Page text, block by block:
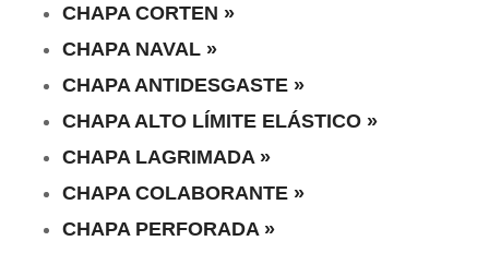
CHAPA CORTEN »
CHAPA NAVAL »
CHAPA ANTIDESGASTE »
CHAPA ALTO LÍMITE ELÁSTICO »
CHAPA LAGRIMADA »
CHAPA COLABORANTE »
CHAPA PERFORADA »